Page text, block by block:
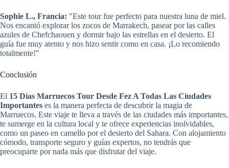
Sophie L., Francia: "Este tour fue perfecto para nuestra luna de miel.
Nos encantó explorar los zocos de Marrakech, pasear por las calles
azules de Chefchaouen y dormir bajo las estrellas en el desierto. El
guía fue muy atento y nos hizo sentir como en casa. ¡Lo recomiendo
totalmente!"
Conclusión
El 15 Días Marruecos Tour Desde Fez A Todas Las Ciudades
Importantes es la manera perfecta de descubrir la magia de
Marruecos. Este viaje te lleva a través de las ciudades más importantes,
te sumerge en la cultura local y te ofrece experiencias inolvidables,
como un paseo en camello por el desierto del Sahara. Con alojamiento
cómodo, transporte seguro y guías expertos, no tendrás que
preocuparte por nada más que disfrutar del viaje.